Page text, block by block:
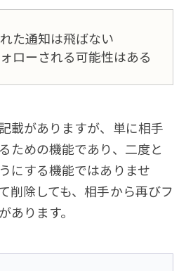
た通知は飛ばない
ローされる可能性はある
載がありますが、単に相手
ための機能であり、二度と
にする機能ではありませ
削除しても、相手から再びフ
あります。